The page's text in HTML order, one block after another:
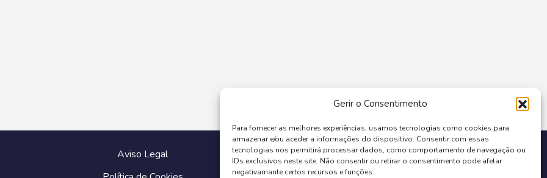
Gerir o Consentimento
Para fornecer as melhores experiências, usamos tecnologias como cookies para
armazenar e/ou aceder a informações do dispositivo. Consentir com essas
tecnologias nos permitirá processar dados, como comportamento de navegação ou
IDs exclusivos neste site. Não consentir ou retirar o consentimento pode afetar
negativamante certos recursos e funções.
Aviso Legal